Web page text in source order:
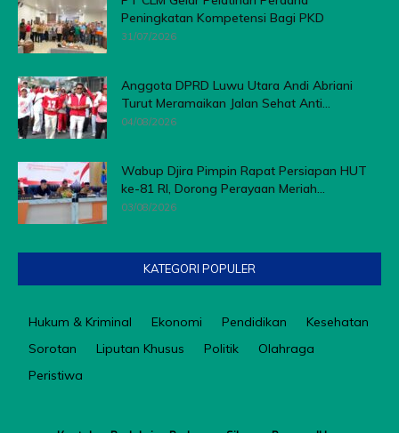
Peningkatan Kompetensi Bagi PKD
31/07/2026
Anggota DPRD Luwu Utara Andi Abriani
Turut Meramaikan Jalan Sehat Anti...
04/08/2026
Wabup Djira Pimpin Rapat Persiapan HUT
ke-81 RI, Dorong Perayaan Meriah...
03/08/2026
KATEGORI POPULER
Hukum & Kriminal Ekonomi Pendidikan
Kesehatan
Sorotan
Liputan Khusus Politik
Olahraga
Peristiwa